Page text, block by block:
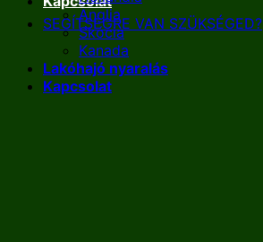
SEGÍTSÉGRE VAN SZÜKSÉGED?
Anglia
Skócia
Kanada
Lakóhajó nyaralás
Kapcsolat